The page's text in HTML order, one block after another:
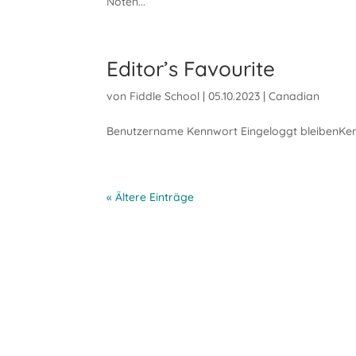
Editor’s Favourite
von Fiddle School |05.10.2023 |Canadian
Benutzername Kennwort Eingeloggt
« Ältere Einträge